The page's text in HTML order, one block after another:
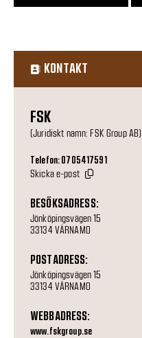
KONTAKT
FSK
(Juridiskt namn: FSK Group AB)
Telefon: 0705417591
Skicka e-post
BESÖKSADRESS:
Jönköpingsvägen 15
33134 VÄRNAMO
POSTADRESS:
Jönköpingsvägen 15
33134 VÄRNAMO
WEBBADRESS:
www.fskgroup.se